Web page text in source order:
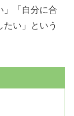
」「自分に合
い」という